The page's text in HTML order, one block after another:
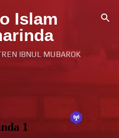
konten utama
Islam
IBNUL MUBAROK